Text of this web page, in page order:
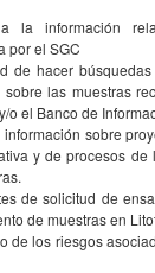
la información
por el SGC
de hacer
sobre las muestras
o el Banco de
sobre
y de procesos
de solicitud de
de muestras en
de los riesgos